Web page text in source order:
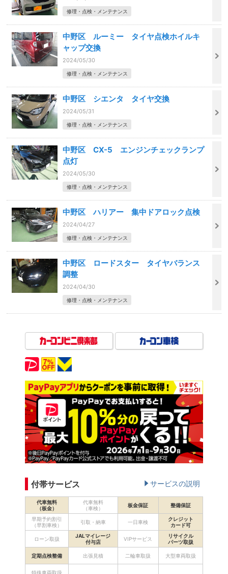
修理・点検・メンテナンス
中野区 ルーミー タイヤ点検ホイルキ
ャップ交換
2024/05/30
修理・点検・メンテナンス
中野区 シエンタ タイヤ交換
2024/05/31
修理・点検・メンテナンス
中野区 CX-5 エンジンチェックランプ
点灯
2024/05/30
修理・点検・メンテナンス
中野区 ハリアー 集中ドアロック点検
2024/04/27
修理・点検・メンテナンス
中野区 ロードスター タイヤバランス
調整
2024/04/30
修理・点検・メンテナンス
付帯サービス サービスの説明
代車無料
（板金）
代車無料
（車検）
板金保証 整備保証
早期予約割引
（早割車検）
引取・納車 一日車検
クレジット
カード可
ローン取扱
JALマイレージ
付与店
VIPサービス
リサイクル
パーツ取扱
定期点検整備 出張見積 二輪車取扱 大型車両取扱
特殊車両取扱